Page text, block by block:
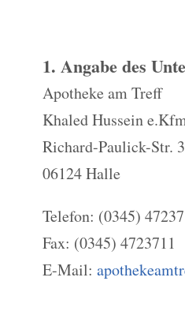
1. Angabe des
Apotheke am Treff
Khaled Hussein
Richard-Paulick-Str.
06124 Halle
Telefon: (0345)
Fax: (0345) 4723711
E-Mail: